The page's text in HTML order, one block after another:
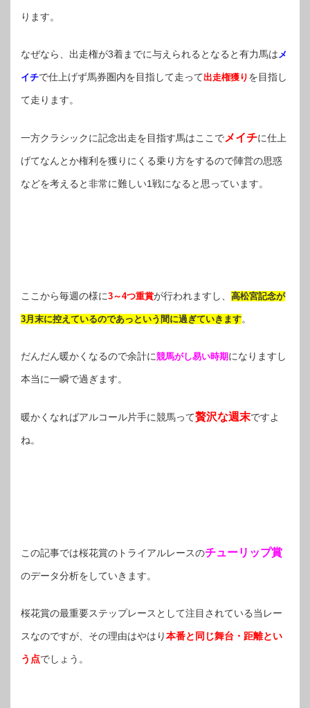
ります。
なぜなら、出走権が3着までに与えられるとなると有力馬は メ
イチで仕上げず馬券圏内を目指して走って出走権獲り を目指し
て走ります。
一方クラシックに記念出走を目指す馬はここでメイチに仕上
げてなんとか権利を獲りにくる乗り方をするので陣営の思惑
などを考えると非常に難しい1戦になると思っています。
ここから毎週の様に3～4つ重賞が行われますし、 高松宮記念が
3月末に控えているのであっという間に過ぎていきます。
だんだん暖かくなるので余計に競馬がし易い時期になりますし
本当に一瞬で過ぎます。
暖かくなればアルコール片手に競馬って贅沢な週末ですよ
ね。
この記事では桜花賞のトライアルレースのチューリップ賞
のデータ分析をしていきます。
桜花賞の最重要ステップレースとして注目されている当レー
スなのですが、その理由はやはり本番と同じ舞台・距離とい
う点でしょう。